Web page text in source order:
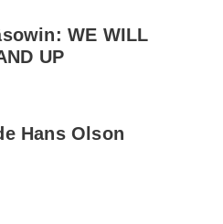
WE WILL
UP
Hans Olson